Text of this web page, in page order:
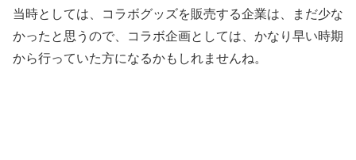
当時としては、コラボグッズを販売する企業は、まだ少な
かったと思うので、コラボ企画としては、かなり早い時期
から行っていた方になるかもしれませんね。